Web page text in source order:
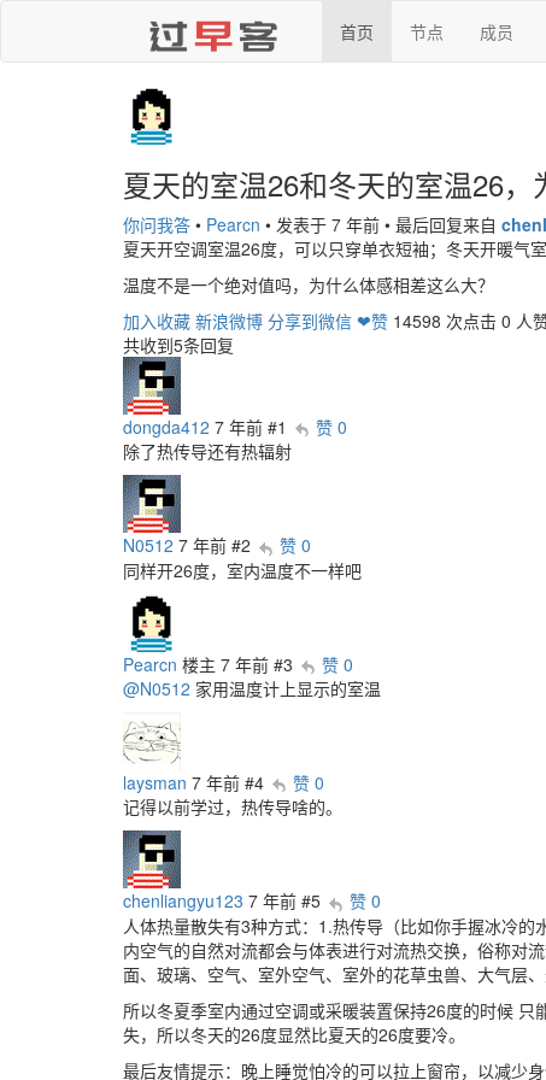
首页 节点 成员
夏天的室温26和冬天的室温26，
你问我答 • Pearcn • 发表于 7 年前 • 最后回复来自
夏天开空调室温26度，可以只穿单衣短袖；冬天开暖气
温度不是一个绝对值吗，为什么体感相差这么大？
加入收藏 新浪微博 分享到微信 ❤赞 14598 次点击 0 人
共收到5条回复
dongda412 7 年前 #1
赞 0
除了热传导还有热辐射
N0512 7 年前 #2
赞 0
同样开26度，室内温度不一样吧
Pearcn 楼主 7 年前 #3
赞 0
@N0512 家用温度计上显示的室温
laysman 7 年前 #4
赞 0
记得以前学过，热传导啥的。
chenliangyu123 7 年前 #5
赞 0
人体热量散失有3种方式：1.热传导（比如你手握冰冷
内空气的自然对流都会与体表进行对流热交换，俗称对
面、玻璃、空气、室外空气、室外的花草虫兽、大气层
所以冬夏季室内通过空调或采暖装置保持26度的时候
失，所以冬天的26度显然比夏天的26度要冷。
最后友情提示：晚上睡觉怕冷的可以拉上窗帘，以减少